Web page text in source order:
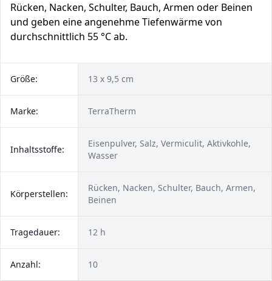
Rücken, Nacken, Schulter, Bauch, Armen oder Beinen
und geben eine angenehme Tiefenwärme von
durchschnittlich 55 °C ab.
Größe: 13 x 9,5 cm
Marke: ‎TerraTherm
Inhaltsstoffe:
Eisenpulver, Salz, Vermiculit, Aktivkohle,
Wasser
Körperstellen:
Rücken, Nacken, Schulter, Bauch, Armen,
Beinen
Tragedauer: 12 h
Anzahl: 10